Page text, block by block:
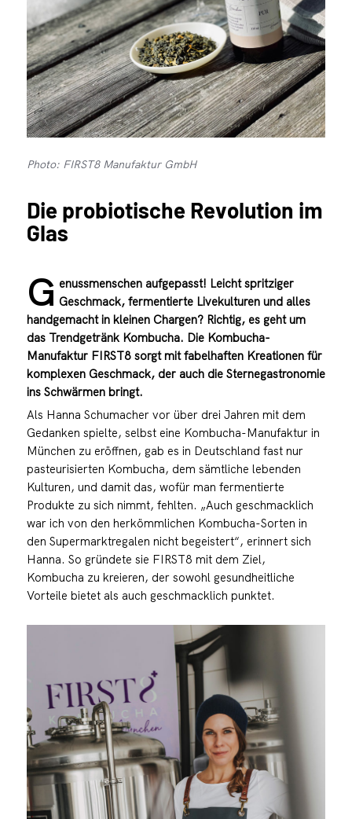
Photo: FIRST8 Manufaktur GmbH
Die probiotische Revolution im
Glas
G enussmenschen aufgepasst! Leicht spritziger
Geschmack, fermentierte Livekulturen und alles
handgemacht in kleinen Chargen? Richtig, es geht um
das Trendgetränk Kombucha. Die Kombucha-
Manufaktur FIRST8 sorgt mit fabelhaften Kreationen für
komplexen Geschmack, der auch die Sternegastronomie
ins Schwärmen bringt.
Als Hanna Schumacher vor über drei Jahren mit dem
Gedanken spielte, selbst eine Kombucha-Manufaktur in
München zu eröffnen, gab es in Deutschland fast nur
pasteurisierten Kombucha, dem sämtliche lebenden
Kulturen, und damit das, wofür man fermentierte
Produkte zu sich nimmt, fehlten. „Auch geschmacklich
war ich von den herkömmlichen Kombucha-Sorten in
den Supermarktregalen nicht begeistert“, erinnert sich
Hanna. So gründete sie FIRST8 mit dem Ziel,
Kombucha zu kreieren, der sowohl gesundheitliche
Vorteile bietet als auch geschmacklich punktet.